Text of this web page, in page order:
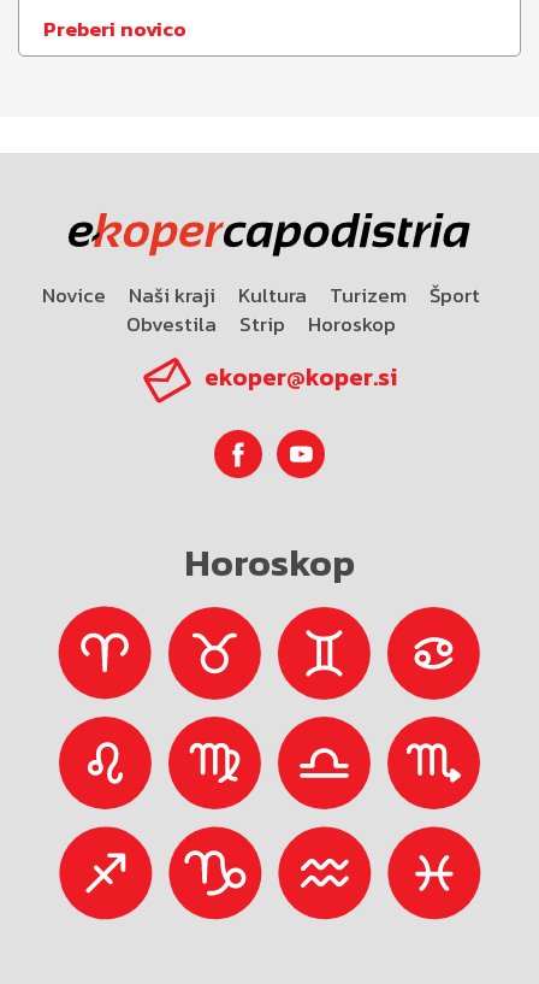
Preberi novico
Novice Naši kraji Kultura Turizem
Šport
Obvestila
Strip Horoskop
ekoper@koper.si
Horoskop